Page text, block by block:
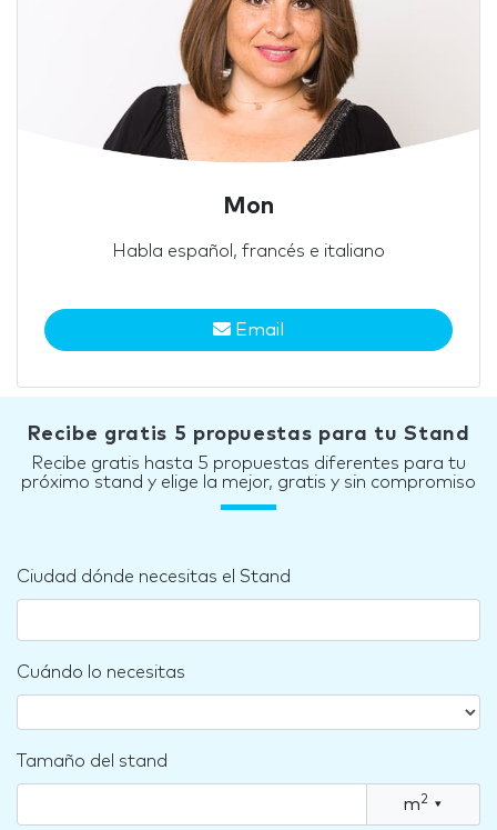
Mon
Habla español, francés e italiano
Email
Recibe gratis 5 propuestas para tu Stand
Recibe gratis hasta 5 propuestas diferentes para tu
próximo stand y elige la mejor, gratis y sin compromiso
Ciudad dónde necesitas el Stand
Cuándo lo necesitas
Tamaño del stand
m2 ▾